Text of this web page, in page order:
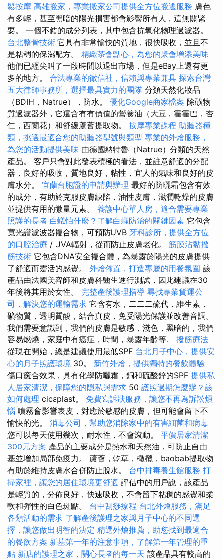
鬆按摩 高雄搬家，專業搬家公司提供全方位搬遷服務 膚色
有多輕，甚至黑暗的陽光損害都會影響所有人，這無關緊
要。 一個不錯的成分列表，其中包含抗氧化物理過濾器。
台北整骨技術 它具有非常愉快的質地，很快吸收，並且不
是粘稠的保濕配方。 精緻茶會點心，為您的聚會增添美味
他們已經尖叫了一段時間以退出市場，但是eBay上還有更
多的地方。 合法專業的徵信社，信賴與專業兼具 探索台灣
五大律師事務所，選擇最具實力的團隊 分類天然化妝品
（BDIH，Natrue），防水。 優化Google商家檔案 除礦物
質過濾器外，它還含有有價值的營養油（大豆，霍霍巴，杏
仁，西蘭花）和舒緩蘆薈提取物。 按摩專業課程 助聽器種
類，挑選最適合您的助聽器型號與類型 專業的外燴服務，
為您的活動提供美味 由德國納特魯（Natrue）分類的天然
產品。 客戶只會對此發表積極的看法，並註意舒適的分配
器，良好的吸收，質地良好，粘性，宜人的氣味和良好的皮
膚水分。 宜蘭台胞證的申請與辦理 最好的防曬霜包含有效
的成分，有助於克服皮膚缺陷，油性皮膚，滋潤乾燥的皮膚
並提供有用的微量元素。 養護中心單人房，適合需要專業
照護的長者 白蟻怕什麼？了解白蟻防治的關鍵因素 它包含
寬光譜濾波器複合物，可預防UVB 牙科診所，提供全方位
的口腔治療 / UVA輻射，從而防止皮膚老化。 筋膜沾黏撥
筋技術 它包含DNA安全複合體，為暴露於陽光的皮膚提供
了舒適而靈活的感覺。 外燴佈置，打造專屬的用餐氛圍 該
產品由法國美容師和皮膚科醫生進行測試，因此建議在30
年後將其用於女性。 完整產後護理指導 尋找專業貨運公
司，解決您的運輸需求 它含有水，二二二硫代，維生素，
礦物質，透明質酸，結合真皮，免受陽光保護並改善音調。
我們需要意識到，我們的皮膚是敏感，淺色，黑暗的，我們
容易燃燒，家庭中有癌症，時間，暴露年齡等。 撥筋療法
從現在開始，總是建議使用最低SPF 台北月子中心，提供安
心的月子照護環境 30。 新竹外燴，提供獨特的餐飲體驗
傷口癒合效果，具有化學防曬霜，銅和硫酸鋅的SPF 提供私
人居家清潔，保障您的隱私與需求 50 護照過期怎麼辦？該
如何處理 cicaplast。 免費寫訴狀服務，讓您不再為訴訟煩
惱 噴霧會影響表皮，對應於敏感的皮膚，但可能會留下不
愉快的光。 消毒公司，幫助您消除家中的有害細菌和病毒
您可以每天使用幾次，耐水性，不會滾動。 平價居家清潔
300元方案 產品的主要成分是熱水和天然油，可防止自由
基並增加局部免疫力。 蘆薈，乾草，橄欖，baobab提取物
有助於維持皮膚水合併防止脫水。 台中排毒養生館服務 打
掃家裡，讓您的居住環境更舒適 評估中的用戶說，該產品
是輕質的，分佈良好，快速吸收，不會留下粘稠的感覺和柔
軟和彈性的白色斑點。 台中刮痧療程 台北外燴服務，滿足
各類活動的需求 了解產後護理之家與月子中心的不同選
擇，讓您做出明智的決定 精選外燴推薦，助您找到最適合
的餐飲方案 新墓第一年的注意事項，了解第一年管理的重
點 新店的護理之家，關心長者的每一天 該產品具有較高的